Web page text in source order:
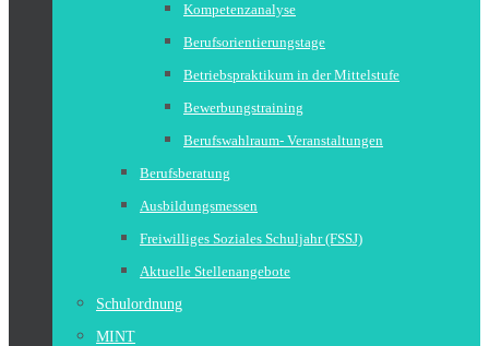
Kompetenzanalyse
Berufsorientierungstage
Betriebspraktikum in der Mittelstufe
Bewerbungstraining
Berufswahlraum- Veranstaltungen
Berufsberatung
Ausbildungsmessen
Freiwilliges Soziales Schuljahr (FSSJ)
Aktuelle Stellenangebote
Schulordnung
MINT